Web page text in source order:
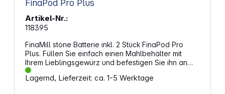
FinaPod Pro Plus
Artikel-Nr.:
118395
FinaMill stone Batterie inkl. 2 Stück FinaPod Pro
Plus. Füllen Sie einfach einen Mahlbehälter mit
Ihrem Lieblingsgewürz und befestigen Sie ihn an
der FinaMill. Halten Sie die FinaMill über Ihr Essen,
drücken Sie den Knopf, und ein LED-Licht
Lagernd, Lieferzeit: ca. 1-5 Werktage